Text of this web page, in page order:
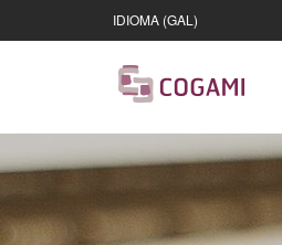
IDIOMA (GAL)